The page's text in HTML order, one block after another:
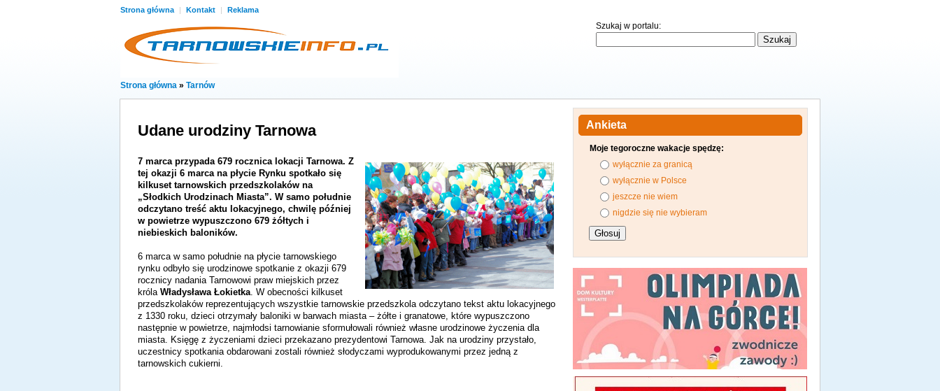
Strona główna | Kontakt | Reklama
Szukaj w portalu:
Strona główna » Tarnów
Udane urodziny Tarnowa
7 marca przypada 679 rocznica lokacji Tarnowa. Z
tej okazji 6 marca na płycie Rynku spotkało się
kilkuset tarnowskich przedszkolaków na
„Słodkich Urodzinach Miasta”. W samo południe
odczytano treść aktu lokacyjnego, chwilę później
w powietrze wypuszczono 679 żółtych i
niebieskich baloników.
6 marca w samo południe na płycie tarnowskiego
rynku odbyło się urodzinowe spotkanie z okazji 679
rocznicy nadania Tarnowowi praw miejskich przez
króla Władysława Łokietka. W obecności kilkuset
przedszkolaków reprezentujących wszystkie tarnowskie przedszkola odczytano tekst aktu lokacyjnego
z 1330 roku, dzieci otrzymały baloniki w barwach miasta – żółte i granatowe, które wypuszczono
następnie w powietrze, najmłodsi tarnowianie sformułowali również własne urodzinowe życzenia dla
miasta. Księgę z życzeniami dzieci przekazano prezydentowi Tarnowa. Jak na urodziny przystało,
uczestnicy spotkania obdarowani zostali również słodyczami wyprodukowanymi przez jedną z
tarnowskich cukierni.
Ankieta
Moje tegoroczne wakacje spędzę:
wyłącznie za granicą
wyłącznie w Polsce
jeszcze nie wiem
nigdzie się nie wybieram